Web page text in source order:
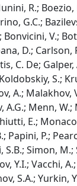
R.; Boezio,
G.C.;
V.;
D.; Carlson,
C. De;
S.;
A.; Malakhov,
A.G.; Menn, W.;
E.;
Papini, P.;
S.B.; Simon, M.;
Y.I.; Vacchi,
S.A.; Yurkin,